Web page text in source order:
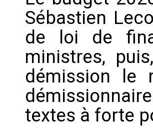
Sébastien
de loi de
ministres,
démission le
textes à forte